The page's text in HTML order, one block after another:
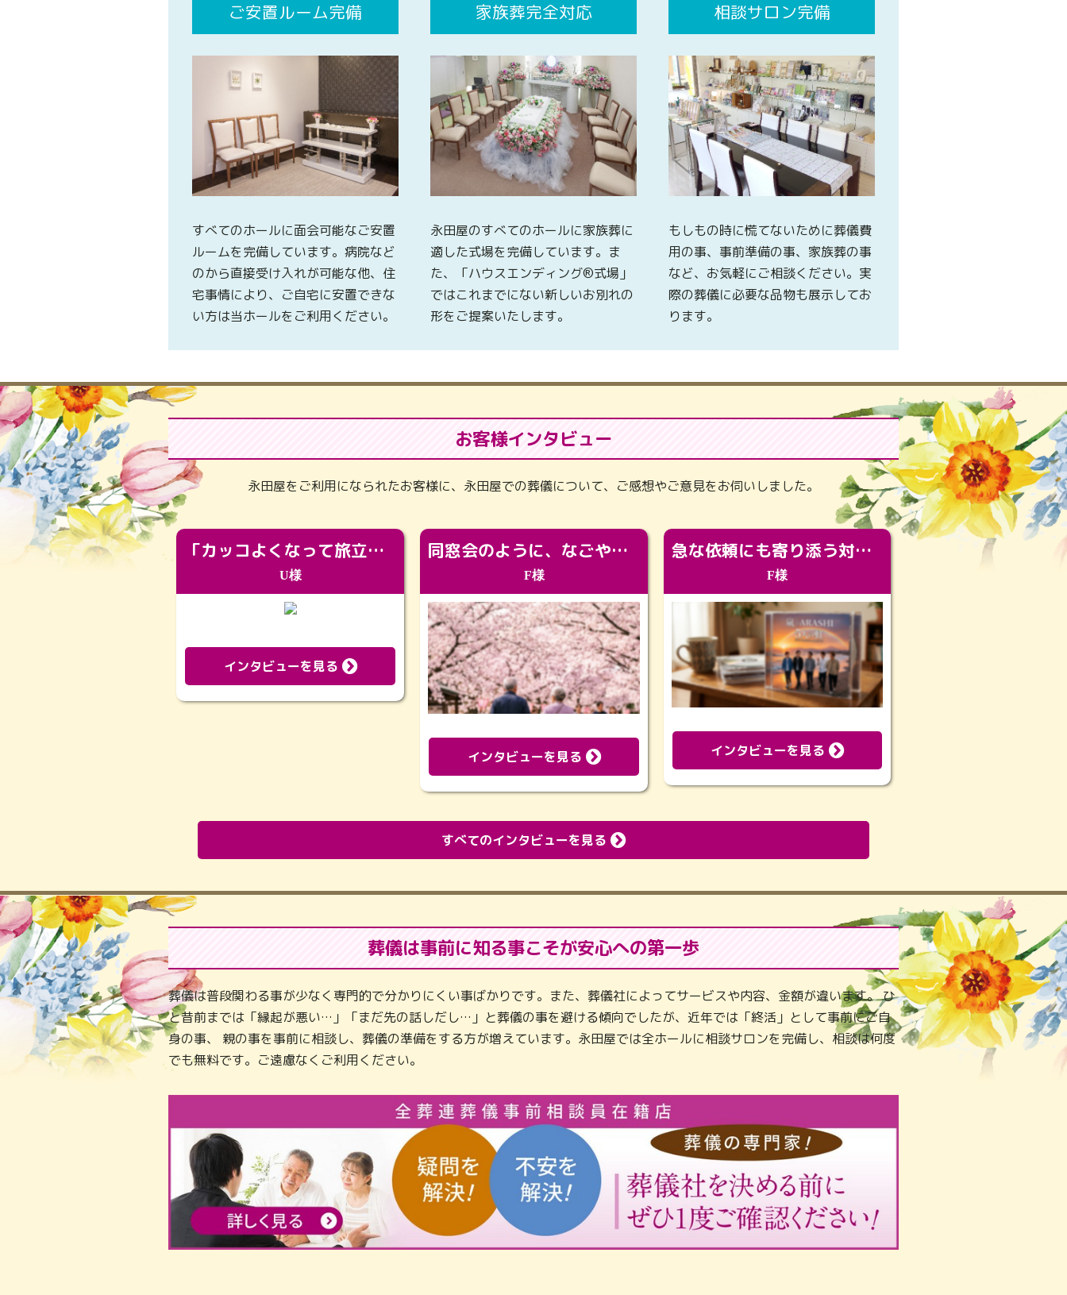
ご安置ルーム完備
すべてのホールに面会可能なご安置
ルームを完備しています。病院など
のから直接受け入れが可能な他、住
宅事情により、ご自宅に安置できな
い方は当ホールをご利用ください。
家族葬完全対応
永田屋のすべてのホールに家族葬に
適した式場を完備しています。ま
た、「ハウスエンディング®式場」
ではこれまでにない新しいお別れの
形をご提案いたします。
相談サロン完備
もしもの時に慌てないために葬儀費
用の事、事前準備の事、家族葬の事
など、お気軽にご相談ください。実
際の葬儀に必要な品物も展示してお
ります。
お客様インタビュー
永田屋をご利用になられたお客様に、永田屋での葬儀について、ご感想やご意見をお伺いしました。
「カッコよくなって旅立っていってくれました（笑）もっとカッコいいって言ってあげればよかったな」
U様
インタビューを見る
同窓会のように、なごやかに。92歳の旅立ちを彩った、再会と感謝の場
F様
インタビューを見る
急な依頼にも寄り添う対応。メモリアルコーナーで振り返る大切な日々
F様
インタビューを見る
すべてのインタビューを見る
葬儀は事前に知る事こそが安心への第一歩
葬儀は普段関わる事が少なく専門的で分かりにくい事ばかりです。また、葬儀社によってサービスや内容、金額が違います。 ひ
と昔前までは「縁起が悪い…」「まだ先の話しだし…」と葬儀の事を避ける傾向でしたが、近年では「終活」として事前にご自
身の事、 親の事を事前に相談し、葬儀の準備をする方が増えています。永田屋では全ホールに相談サロンを完備し、相談は何度
でも無料です。ご遠慮なくご利用ください。